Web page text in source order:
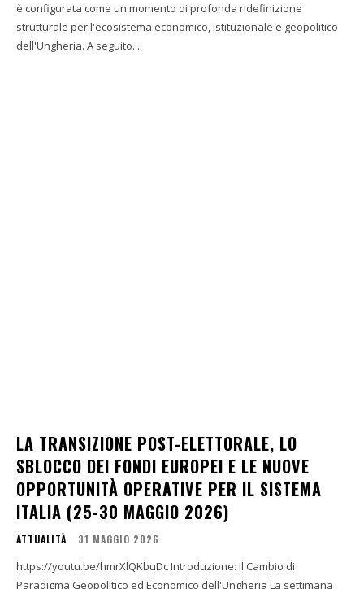
è configurata come un momento di profonda ridefinizione
strutturale per l'ecosistema economico, istituzionale e geopolitico
dell'Ungheria. A seguito...
LA TRANSIZIONE POST-ELETTORALE, LO
SBLOCCO DEI FONDI EUROPEI E LE NUOVE
OPPORTUNITÀ OPERATIVE PER IL SISTEMA
ITALIA (25-30 MAGGIO 2026)
ATTUALITÀ 31 MAGGIO 2026
https://youtu.be/hmrXlQKbuDc Introduzione: Il Cambio di
Paradigma Geopolitico ed Economico dell'Ungheria La settimana